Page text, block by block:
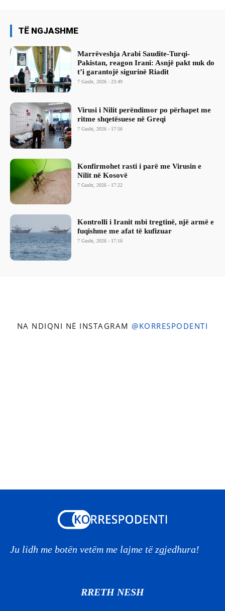
TË NGJASHME
Marrëveshja Arabi Saudite-Turqi-
Pakistan, reagon Irani: Asnjë pakt nuk do
t’i garantojë sigurinë Riadit
7 Gusht, 2026 - 23:49
Virusi i Nilit perëndimor po përhapet me
ritme shqetësuese në Greqi
7 Gusht, 2026 - 17:56
Konfirmohet rasti i parë me Virusin e
Nilit në Kosovë
7 Gusht, 2026 - 17:22
Kontrolli i Iranit mbi tregtinë, një armë e
fuqishme me afat të kufizuar
7 Gusht, 2026 - 17:16
NA NDIQNI NË INSTAGRAM @KORRESPODENTI
Ju lidh me botën vetëm me lajme të zgjedhura!
RRETH NESH